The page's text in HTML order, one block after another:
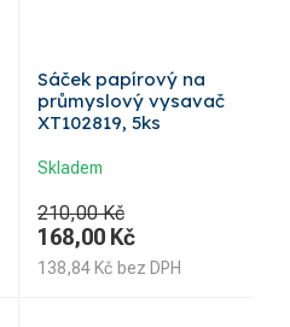
Sáček papírový na
průmyslový vysavač
XT102819, 5ks
Skladem
210,00 Kč
168,00 Kč
138,84 Kč bez DPH